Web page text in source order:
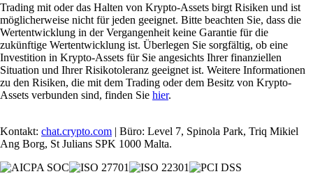
Trading mit oder das Halten von Krypto-Assets birgt Risiken und ist
möglicherweise nicht für jeden geeignet. Bitte beachten Sie, dass die
Wertentwicklung in der Vergangenheit keine Garantie für die
zukünftige Wertentwicklung ist. Überlegen Sie sorgfältig, ob eine
Investition in Krypto-Assets für Sie angesichts Ihrer finanziellen
Situation und Ihrer Risikotoleranz geeignet ist. Weitere Informationen
zu den Risiken, die mit dem Trading oder dem Besitz von Krypto-
Assets verbunden sind, finden Sie hier.
Kontakt: chat.crypto.com | Büro: Level 7, Spinola Park, Triq Mikiel
Ang Borg, St Julians SPK 1000 Malta.